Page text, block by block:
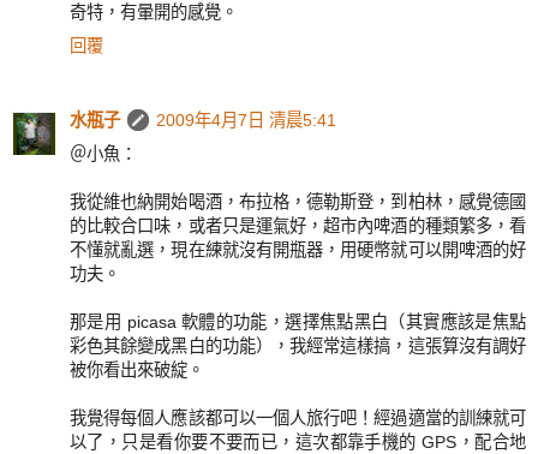
奇特，有暈開的感覺。
回覆
水瓶子
2009年4月7日 清晨5:41
＠小魚：
我從維也納開始喝酒，布拉格，德勒斯登，到柏林，感覺德國
的比較合口味，或者只是運氣好，超市內啤酒的種類繁多，看
不懂就亂選，現在練就沒有開瓶器，用硬幣就可以開啤酒的好
功夫。
那是用 picasa 軟體的功能，選擇焦點黑白（其實應該是焦點
彩色其餘變成黑白的功能），我經常這樣搞，這張算沒有調好
被你看出來破綻。
我覺得每個人應該都可以一個人旅行吧！經過適當的訓練就可
以了，只是看你要不要而已，這次都靠手機的 GPS，配合地